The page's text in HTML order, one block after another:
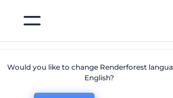
Would you like to change